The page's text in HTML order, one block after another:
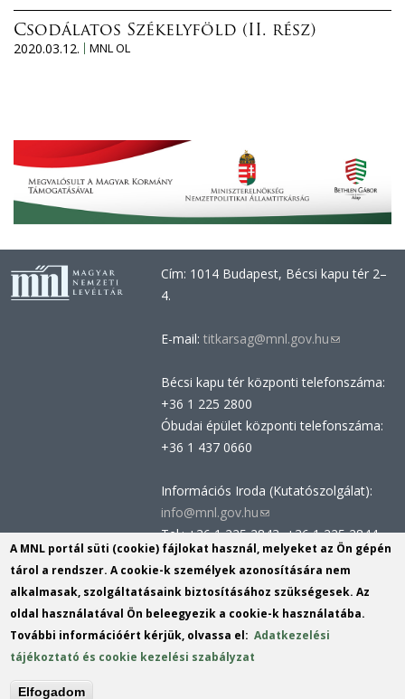
Csodálatos Székelyföld (II. rész)
2020.03.12.
MNL OL
Cím: 1014 Budapest, Bécsi kapu tér 2–
4.
E-mail: titkarsag@mnl.gov.hu(link
e-
Bécsi kapu tér központi telefonszáma:
+36 1 225 2800
Óbudai épület központi telefonszáma:
+36 1 437 0660
Információs Iroda (Kutatószolgálat):
info@mnl.gov.hu(link
sends
e-
mail)
Tel.: +36 1 225 2843, +36 1 225 2844
Postacím: 1014 Budapest, Bécsi kapu
tér 2-4.
Felnőttképzési nyilvántartási szám:
B/2020/002162
Engedélyszám: E/2020/000419
A MNL portál süti (cookie) fájlokat használ, melyeket az Ön gépén
tárol a rendszer. A cookie-k személyek azonosítására nem
alkalmasak, szolgáltatásaink biztosításához szükségesek. Az
oldal használatával Ön beleegyezik a cookie-k használatába.
További információért kérjük, olvassa el:Adatkezelési
tájékoztató és cookie kezelési szabályzat
Elfogadom